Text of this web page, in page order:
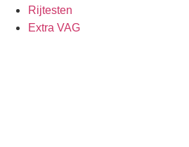
Rijtesten
Extra VAG